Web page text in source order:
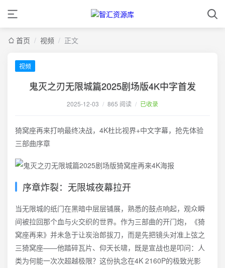
首页 / 视频 / 正文
视频
鬼灭之刃无限城篇2025剧场版4K中字首发
2025-12-03 / 865 阅读 / 已收录
猗窝座再来打响最终决战，4K杜比视界+中文字幕，抢先体验
三部曲序章
序章炸裂：无限城夜幕拉开
当无限城的纸门在黑暗中层层铺展，熟悉的鼓点响起，观众瞬
间被拉回那个血与火交织的世界。作为三部曲的开门炮，《猗
窝座再来》并未急于让炭治郎拔刀，而是先把镜头对准上弦之
三猗窝座——他踏碎瓦片、仰天长啸，既是宣战也是叩问：人
类为何能一次次超越极限？这份执念在4K 2160P的极致光影